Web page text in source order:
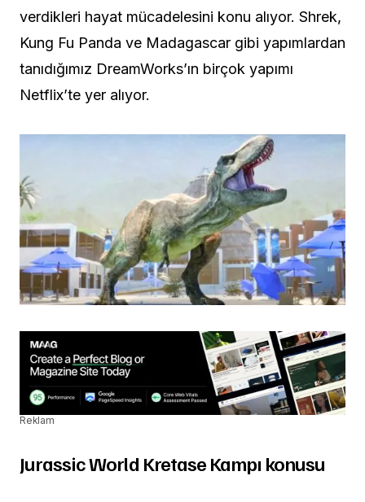
verdikleri hayat mücadelesini konu alıyor. Shrek,
Kung Fu Panda ve Madagascar gibi yapımlardan
tanıdığımız DreamWorks’ın birçok yapımı
Netflix’te yer alıyor.
Reklam
Jurassic World Kretase Kampı konusu